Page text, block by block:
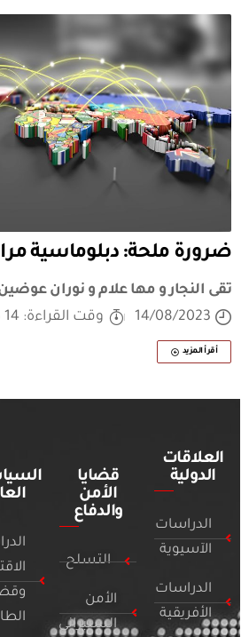
ضرورة ملحة: دبلوماسية
تقى النجار و مها علام و نوران عوضين
14/08/2023
وقت القراءة: 14 دقيقة
أقرأ المزيد
العلاقات
الدولية
الدراسات
الآسيوية
الدراسات
الأفريقية
قضايا
الأمن
والدفاع
التسلح
الأمن
السيبراني